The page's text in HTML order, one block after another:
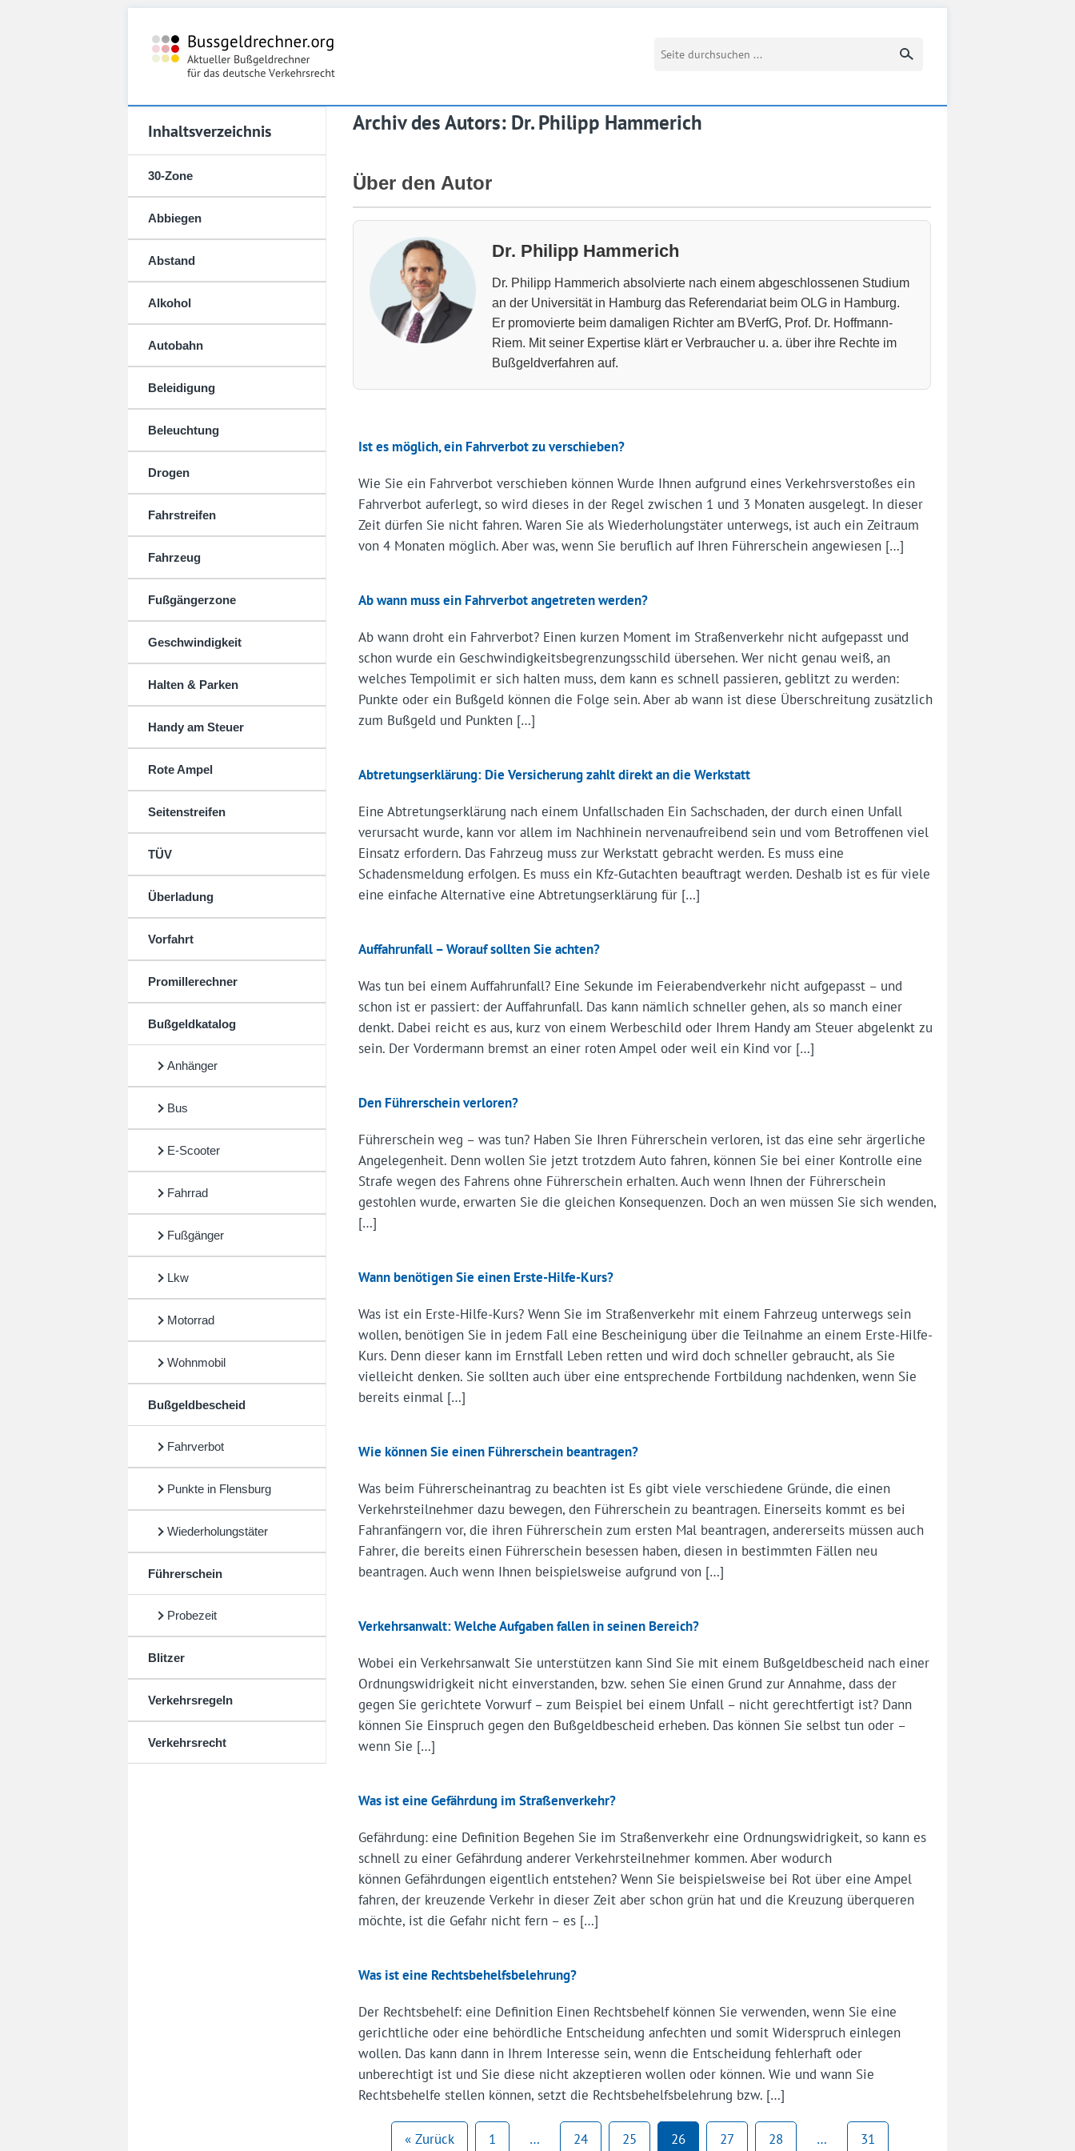
Suchbegriff eingeben
Inhaltsverzeichnis
30-Zone
Abbiegen
Abstand
Alkohol
Autobahn
Beleidigung
Beleuchtung
Drogen
Fahrstreifen
Fahrzeug
Fußgängerzone
Geschwindigkeit
Halten & Parken
Handy am Steuer
Rote Ampel
Seitenstreifen
TÜV
Überladung
Vorfahrt
Promillerechner
Bußgeldkatalog
Anhänger
Bus
E-Scooter
Fahrrad
Fußgänger
Lkw
Motorrad
Wohnmobil
Bußgeldbescheid
Fahrverbot
Punkte in Flensburg
Wiederholungstäter
Führerschein
Probezeit
Blitzer
Verkehrsregeln
Verkehrsrecht
Archiv des Autors: Dr. Philipp Hammerich
Über den Autor
Dr. Philipp Hammerich
Dr. Philipp Hammerich absolvierte nach einem abgeschlossenen Studium
an der Universität in Hamburg das Referendariat beim OLG in Hamburg.
Er promovierte beim damaligen Richter am BVerfG, Prof. Dr. Hoffmann-
Riem. Mit seiner Expertise klärt er Verbraucher u. a. über ihre Rechte im
Bußgeldverfahren auf.
Ist es möglich, ein Fahrverbot zu verschieben?
Wie Sie ein Fahrverbot verschieben können Wurde Ihnen aufgrund eines Verkehrsverstoßes ein
Fahrverbot auferlegt, so wird dieses in der Regel zwischen 1 und 3 Monaten ausgelegt. In dieser
Zeit dürfen Sie nicht fahren. Waren Sie als Wiederholungstäter unterwegs, ist auch ein Zeitraum
von 4 Monaten möglich. Aber was, wenn Sie beruflich auf Ihren Führerschein angewiesen […]
Ab wann muss ein Fahrverbot angetreten werden?
Ab wann droht ein Fahrverbot? Einen kurzen Moment im Straßenverkehr nicht aufgepasst und
schon wurde ein Geschwindigkeitsbegrenzungsschild übersehen. Wer nicht genau weiß, an
welches Tempolimit er sich halten muss, dem kann es schnell passieren, geblitzt zu werden:
Punkte oder ein Bußgeld können die Folge sein. Aber ab wann ist diese Überschreitung zusätzlich
zum Bußgeld und Punkten […]
Abtretungserklärung: Die Versicherung zahlt direkt an die Werkstatt
Eine Abtretungserklärung nach einem Unfallschaden Ein Sachschaden, der durch einen Unfall
verursacht wurde, kann vor allem im Nachhinein nervenaufreibend sein und vom Betroffenen viel
Einsatz erfordern. Das Fahrzeug muss zur Werkstatt gebracht werden. Es muss eine
Schadensmeldung erfolgen. Es muss ein Kfz-Gutachten beauftragt werden. Deshalb ist es für viele
eine einfache Alternative eine Abtretungserklärung für […]
Auffahrunfall – Worauf sollten Sie achten?
Was tun bei einem Auffahrunfall? Eine Sekunde im Feierabendverkehr nicht aufgepasst – und
schon ist er passiert: der Auffahrunfall. Das kann nämlich schneller gehen, als so manch einer
denkt. Dabei reicht es aus, kurz von einem Werbeschild oder Ihrem Handy am Steuer abgelenkt zu
sein. Der Vordermann bremst an einer roten Ampel oder weil ein Kind vor […]
Den Führerschein verloren?
Führerschein weg – was tun? Haben Sie Ihren Führerschein verloren, ist das eine sehr ärgerliche
Angelegenheit. Denn wollen Sie jetzt trotzdem Auto fahren, können Sie bei einer Kontrolle eine
Strafe wegen des Fahrens ohne Führerschein erhalten. Auch wenn Ihnen der Führerschein
gestohlen wurde, erwarten Sie die gleichen Konsequenzen. Doch an wen müssen Sie sich wenden,
[…]
Wann benötigen Sie einen Erste-Hilfe-Kurs?
Was ist ein Erste-Hilfe-Kurs? Wenn Sie im Straßenverkehr mit einem Fahrzeug unterwegs sein
wollen, benötigen Sie in jedem Fall eine Bescheinigung über die Teilnahme an einem Erste-Hilfe-
Kurs. Denn dieser kann im Ernstfall Leben retten und wird doch schneller gebraucht, als Sie
vielleicht denken. Sie sollten auch über eine entsprechende Fortbildung nachdenken, wenn Sie
bereits einmal […]
Wie können Sie einen Führerschein beantragen?
Was beim Führerscheinantrag zu beachten ist Es gibt viele verschiedene Gründe, die einen
Verkehrsteilnehmer dazu bewegen, den Führerschein zu beantragen. Einerseits kommt es bei
Fahranfängern vor, die ihren Führerschein zum ersten Mal beantragen, andererseits müssen auch
Fahrer, die bereits einen Führerschein besessen haben, diesen in bestimmten Fällen neu
beantragen. Auch wenn Ihnen beispielsweise aufgrund von […]
Verkehrsanwalt: Welche Aufgaben fallen in seinen Bereich?
Wobei ein Verkehrsanwalt Sie unterstützen kann Sind Sie mit einem Bußgeldbescheid nach einer
Ordnungswidrigkeit nicht einverstanden, bzw. sehen Sie einen Grund zur Annahme, dass der
gegen Sie gerichtete Vorwurf – zum Beispiel bei einem Unfall – nicht gerechtfertigt ist? Dann
können Sie Einspruch gegen den Bußgeldbescheid erheben. Das können Sie selbst tun oder –
wenn Sie […]
Was ist eine Gefährdung im Straßenverkehr?
Gefährdung: eine Definition Begehen Sie im Straßenverkehr eine Ordnungswidrigkeit, so kann es
schnell zu einer Gefährdung anderer Verkehrsteilnehmer kommen. Aber wodurch
können Gefährdungen eigentlich entstehen? Wenn Sie beispielsweise bei Rot über eine Ampel
fahren, der kreuzende Verkehr in dieser Zeit aber schon grün hat und die Kreuzung überqueren
möchte, ist die Gefahr nicht fern – es […]
Was ist eine Rechtsbehelfsbelehrung?
Der Rechtsbehelf: eine Definition Einen Rechtsbehelf können Sie verwenden, wenn Sie eine
gerichtliche oder eine behördliche Entscheidung anfechten und somit Widerspruch einlegen
wollen. Das kann dann in Ihrem Interesse sein, wenn die Entscheidung fehlerhaft oder
unberechtigt ist und Sie diese nicht akzeptieren wollen oder können. Wie und wann Sie
Rechtsbehelfe stellen können, setzt die Rechtsbehelfsbelehrung bzw. […]
« Zurück Seite
1 … Seite
24 Seite
25 Seite
26 27 Seite
28 … Seite
31